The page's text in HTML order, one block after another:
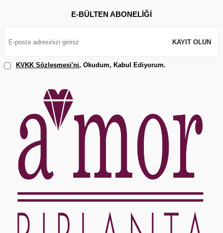
E-BÜLTEN ABONELIĞI
KAYIT OLUN
KVKK Sözleşmesi'ni, Okudum, Kabul Ediyorum.